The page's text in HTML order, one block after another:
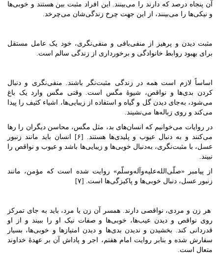
آن پنجاه درصد که دارند را می‌بینند. این افراد مثبت بین هستند و خوبی‌ها
و نیکی‌ها را می‌بینند، از این جهت چرخ زندگی‌شان می‌چرخد.
مثبت دیدن و پرهیز از منفی‌بافی و منفی‌نگری، خود یک عامل مستقل
برای بهبود روابط خانوادگی و برخورداری از زندگی سالم است.
اساساً لازم است همه در زندگی مثبت‌نگر باشند. منفی‌نگری و دنبال
کردن بدی‌ها و نواقص، شیوۀ مگس است. وقتی مگس وارد یک باغ
می‌شود، به‌جای دیدن گل و گیاه و استفاده از زیبایی‌ها، اشیاء کثیف را پیدا
می‌کند و روی زباله‌ها می‌نشیند.
در روایات می‌خوانیم که انسان‌های بد، مثل مگس، محاسن دیگران را رها
می‌کنند و به دنبال عیوب و پلیدی‌ها هستند. [۶] انسان باید مانند زنبور
عسل، با مثبت‌نگری، به‌دنبال خوبی‌ها و زیبایی‌ها باشد و عیوب و نواقص را
نبیند.
از پیامبر «صلّی‌الله‌علیه‌وآله‌وسلّم» روایت شده است که مؤمن، مانند
زنبور عسل، دنبال خوبی‌ها و پاکیزگی‌ها است. [۷]
هر زن و مردی، نواقصی دارند. همسر آن زن یا مرد، باید به جای تمرکز
روی نواقص و دیدن عیب‌ها، خوبی‌ها و صفات نیک او را ببیند و از او
قدردانی کند. بخشیدن و ندیدن بدی‌ها و دیدن امتیازها و خوبی‌ها، بسیار
سفارش شده و بنابر روایت امام هفتم، اجر و پاداش آن بر عهدۀ خداوند
متعال است.